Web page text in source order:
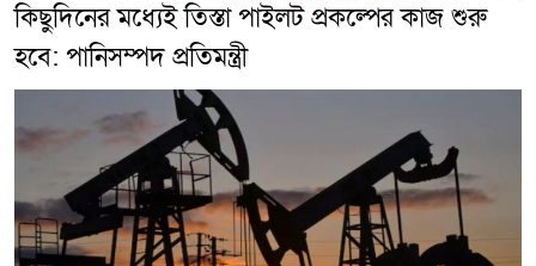
কিছুদিনের মধ্যেই তিস্তা পাইলট প্রকল্পের কাজ শুরু
হবে: পানিসম্পদ প্রতিমন্ত্রী